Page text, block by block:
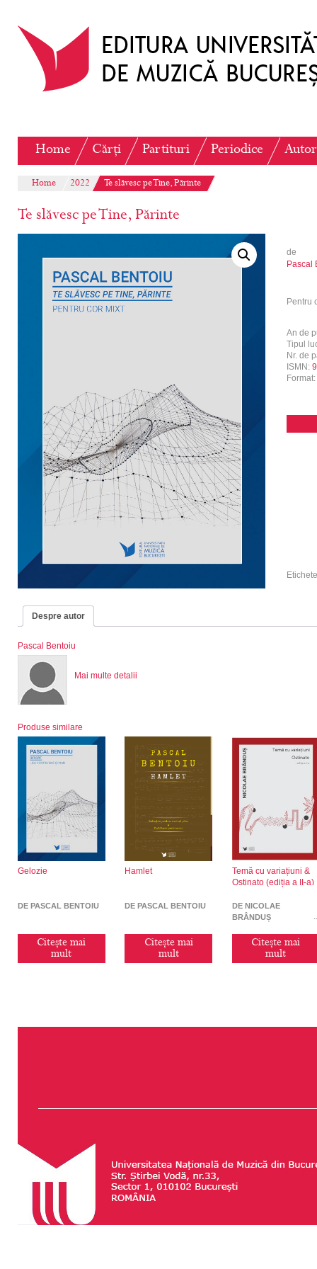
Home Cărți Partituri Periodice
Home 2022 Te slăvesc pe Tine, Părinte
Te slăvesc pe Tine, Părinte
de
Pascal
Pentru
An de
Tipul
Nr. de
ISMN:
Format:
Despre autor
Pascal Bentoiu
Mai multe detalii
Produse similare
Gelozie
DE PASCAL BENTOIU
Citește mai
mult
Hamlet
DE PASCAL BENTOIU
Citește mai
mult
Temă cu variațiuni &
Ostinato (ediția a II-a)
DE NICOLAE
BRÂNDUȘ
Citește mai
mult